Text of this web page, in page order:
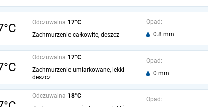
Odczuwalna 17°C
Zachmurzenie całkowite, deszcz
Opad:
0.8 mm
Odczuwalna 17°C
Zachmurzenie umiarkowane, lekki
deszcz
Opad:
0 mm
Odczuwalna 18°C
Opad: